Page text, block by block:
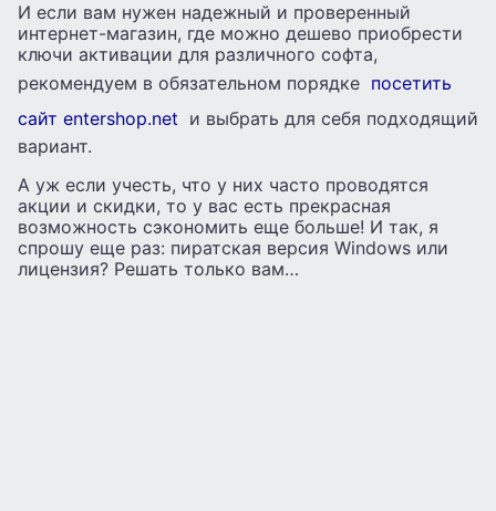
И если вам нужен надежный и проверенный
интернет-магазин, где можно дешево приобрести
ключи активации для различного софта,
рекомендуем в обязательном порядке посетить
сайт entershop.net и выбрать для себя подходящий
вариант.
А уж если учесть, что у них часто проводятся
акции и скидки, то у вас есть прекрасная
возможность сэкономить еще больше! И так, я
спрошу еще раз: пиратская версия Windows или
лицензия? Решать только вам…